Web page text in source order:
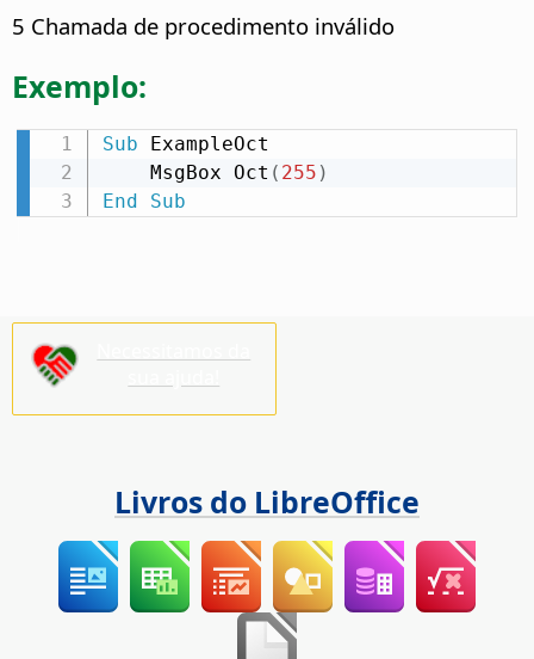
5 Chamada de procedimento inválido
Exemplo:
Sub ExampleOct
    MsgBox Oct
( 255 )
End
Sub
Livros do LibreOffice